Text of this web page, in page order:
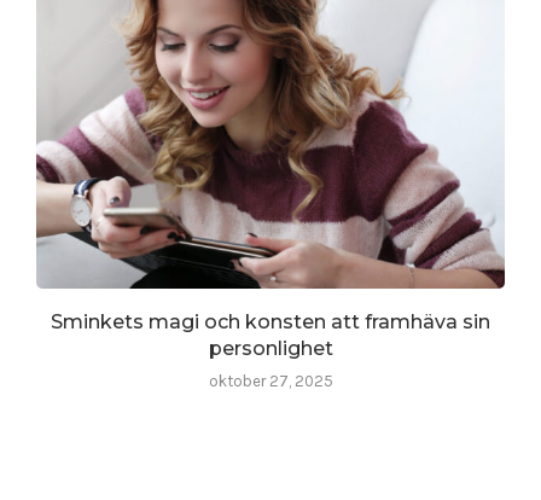
Sminkets magi och konsten att framhäva sin
personlighet
oktober 27, 2025